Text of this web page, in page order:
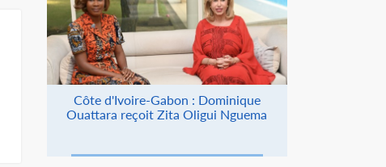
Côte d'Ivoire-Gabon : Dominique
Ouattara reçoit Zita Oligui Nguema